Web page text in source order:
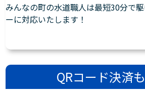
みんなの町の水道職人は最短30分で
ーに対応いたします！
QRコード決済